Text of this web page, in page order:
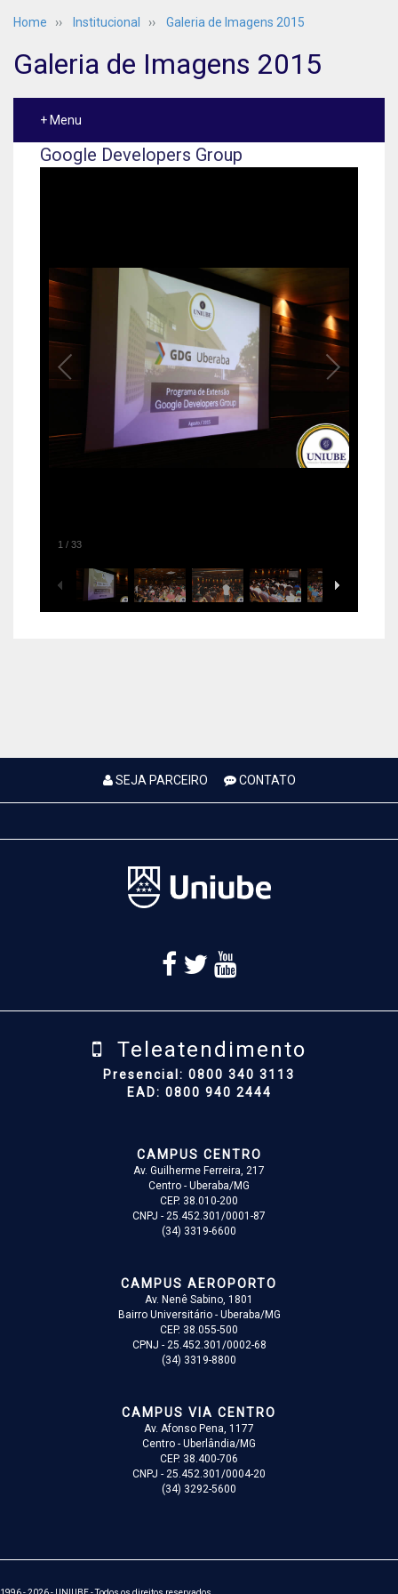
Home ›› Institucional ›› Galeria de Imagens 2015
Galeria de Imagens 2015
+ Menu
Google Developers Group
1 / 33
SEJA PARCEIRO CONTATO
Teleatendimento
Presencial: 0800 340 3113
EAD: 0800 940 2444
CAMPUS CENTRO
Av. Guilherme Ferreira, 217
Centro - Uberaba/MG
CEP. 38.010-200
CNPJ - 25.452.301/0001-87
(34) 3319-6600
CAMPUS AEROPORTO
Av. Nenê Sabino, 1801
Bairro Universitário - Uberaba/MG
CEP. 38.055-500
CPNJ - 25.452.301/0002-68
(34) 3319-8800
CAMPUS VIA CENTRO
Av. Afonso Pena, 1177
Centro - Uberlândia/MG
CEP. 38.400-706
CNPJ - 25.452.301/0004-20
(34) 3292-5600